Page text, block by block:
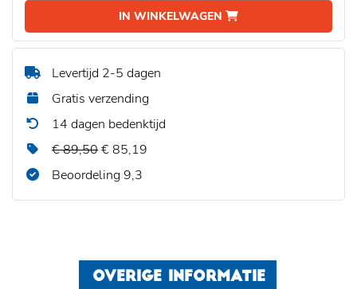
IN WINKELWAGEN
Levertijd 2-5 dagen
Gratis verzending
14 dagen bedenktijd
€ 89,50€ 85,19
Beoordeling 9,3
OVERIGE INFORMATIE